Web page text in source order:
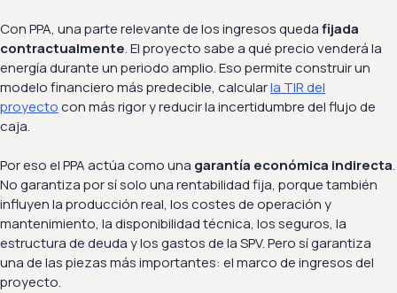
Con PPA, una parte relevante de los ingresos quedafijada
contractualmente. El proyecto sabe a qué precio venderá la
energía durante un periodo amplio. Eso permite construir un
modelo financiero más predecible, calcularla TIR del
proyectocon más rigor y reducir la incertidumbre del flujo de
caja.
Por eso el PPA actúa como una garantía económica indirecta.
No garantiza por sí solo una rentabilidad fija, porque también
influyen la producción real, los costes de operación y
mantenimiento, la disponibilidad técnica, los seguros, la
estructura de deuda y los gastos de la SPV. Pero sí garantiza
una de las piezas más importantes: el marco de ingresos del
proyecto.